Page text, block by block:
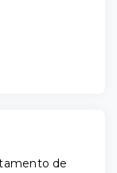
de